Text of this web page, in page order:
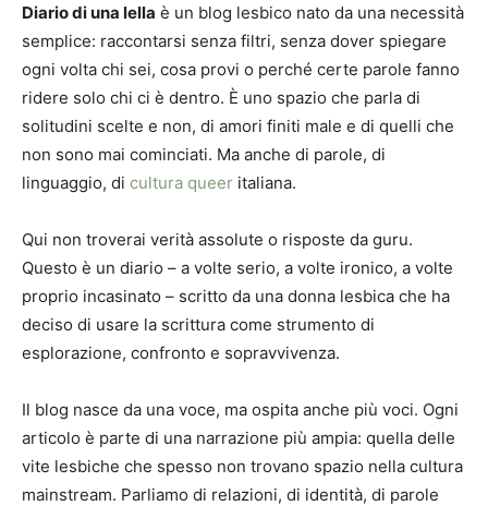
Diario di una lella è un blog lesbico nato da una necessità
semplice: raccontarsi senza filtri, senza dover spiegare
ogni volta chi sei, cosa provi o perché certe parole fanno
ridere solo chi ci è dentro. È uno spazio che parla di
solitudini scelte e non, di amori finiti male e di quelli che
non sono mai cominciati. Ma anche di parole, di
linguaggio, di cultura queer italiana.
Qui non troverai verità assolute o risposte da guru.
Questo è un diario – a volte serio, a volte ironico, a volte
proprio incasinato – scritto da una donna lesbica che ha
deciso di usare la scrittura come strumento di
esplorazione, confronto e sopravvivenza.
Il blog nasce da una voce, ma ospita anche più voci. Ogni
articolo è parte di una narrazione più ampia: quella delle
vite lesbiche che spesso non trovano spazio nella cultura
mainstream. Parliamo di relazioni, di identità, di parole